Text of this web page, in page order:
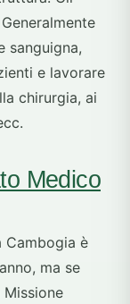
sanguigna,
e lavorare
chirurgia, ai
Medico
Cambogia è
ma se